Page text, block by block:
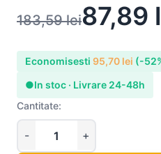
183,59lei87,89
Economisesti 95,70 lei (-
●In stoc · Livrare 24-48h
Cantitate: